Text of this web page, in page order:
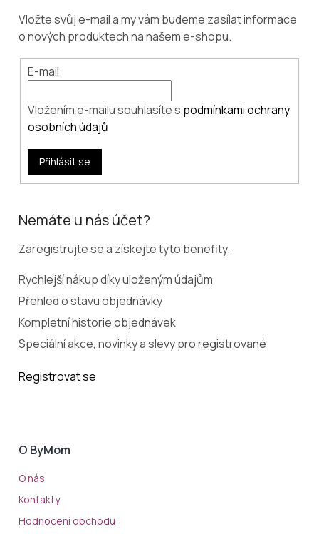
Vložte svůj e-mail a my vám budeme zasílat informace
o nových produktech na našem e-shopu.
E-mail
Vložením e-mailu souhlasíte s podmínkami ochrany
osobních údajů
Přihlásit se
Nemáte u nás účet?
Zaregistrujte se a získejte tyto benefity.
Rychlejší nákup díky uloženým údajům
Přehled o stavu objednávky
Kompletní historie objednávek
Speciální akce, novinky a slevy pro registrované
Registrovat se
O ByMom
O nás
Kontakty
Hodnocení obchodu